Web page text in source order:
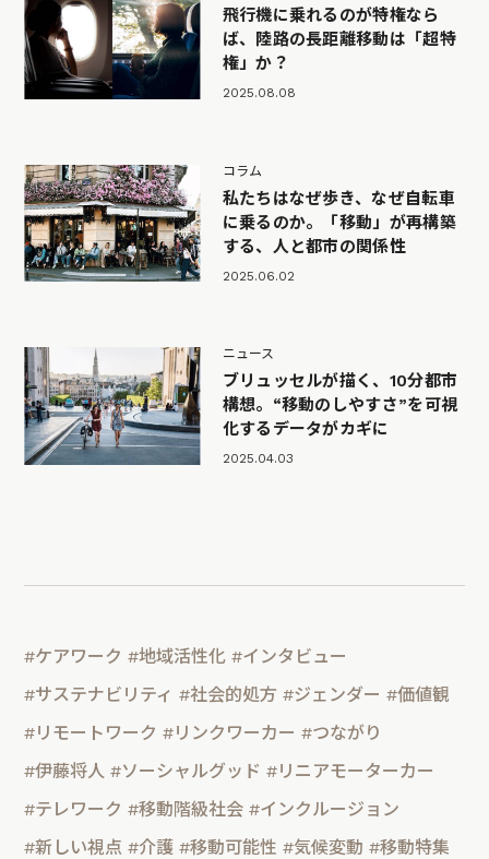
飛行機に乗れるのが特権なら
ば、陸路の長距離移動は「超特
権」か？
2025.08.08
コラム
私たちはなぜ歩き、なぜ自転車
に乗るのか。「移動」が再構築
する、人と都市の関係性
2025.06.02
ニュース
ブリュッセルが描く、10分都市
構想。“移動のしやすさ”を可視
化するデータがカギに
2025.04.03
#ケアワーク #地域活性化 #インタビュー
#サステナビリティ #社会的処方 #ジェンダー #価値観
#リモートワーク #リンクワーカー #つながり
#伊藤将人 #ソーシャルグッド #リニアモーターカー
#テレワーク #移動階級社会 #インクルージョン
#新しい視点 #介護 #移動可能性 #気候変動 #移動特集